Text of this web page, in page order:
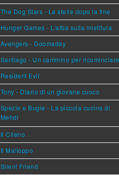
The Dog Stars - Le stelle dopo la fine
Hunger Games - L'alba sulla mietitura
Avengers - Doomsday
Santiago - Un cammino per ricominciare
Resident Evil
Tony - Diario di un giovane cuoco
Spezie e Bugie - La piccola cucina di
Mehdi
Il Cileno
Il Malloppo
Silent Friend